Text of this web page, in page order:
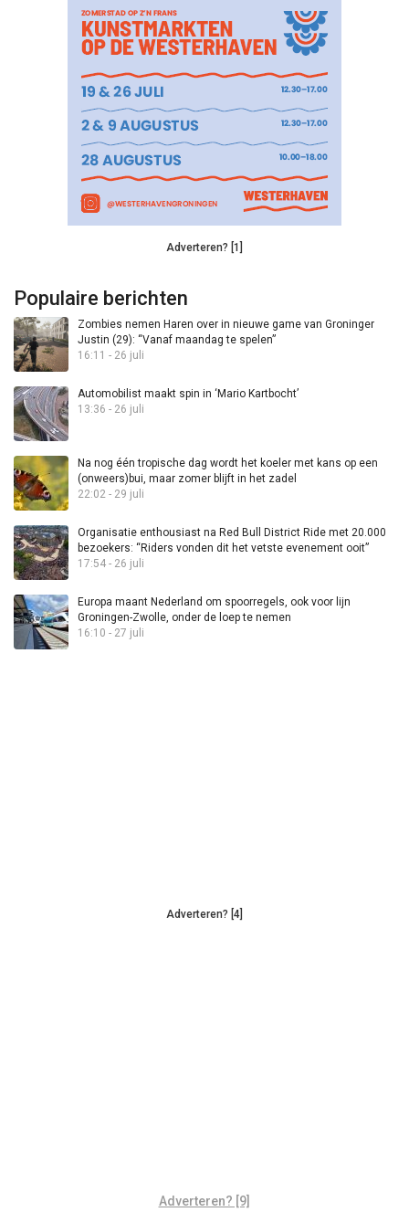
Adverteren? [1]
Populaire berichten
Zombies nemen Haren over in nieuwe game van Groninger
Justin (29): “Vanaf maandag te spelen”
16:11 - 26 juli
Automobilist maakt spin in ‘Mario Kartbocht’
13:36 - 26 juli
Na nog één tropische dag wordt het koeler met kans op een
(onweers)bui, maar zomer blijft in het zadel
22:02 - 29 juli
Organisatie enthousiast na Red Bull District Ride met 20.000
bezoekers: “Riders vonden dit het vetste evenement ooit”
17:54 - 26 juli
Europa maant Nederland om spoorregels, ook voor lijn
Groningen-Zwolle, onder de loep te nemen
16:10 - 27 juli
Adverteren? [4]
Adverteren? [9]